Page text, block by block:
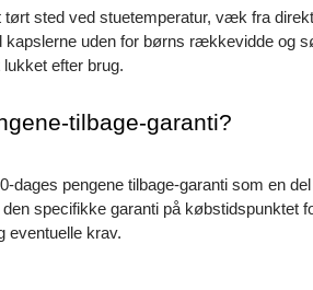
tørt sted ved stuetemperatur, væk fra
kapslerne uden for børns rækkevidde og
efter brug.
tilbage-garanti?
dages pengene tilbage-garanti som en
specifikke garanti på købstidspunktet
eventuelle krav.